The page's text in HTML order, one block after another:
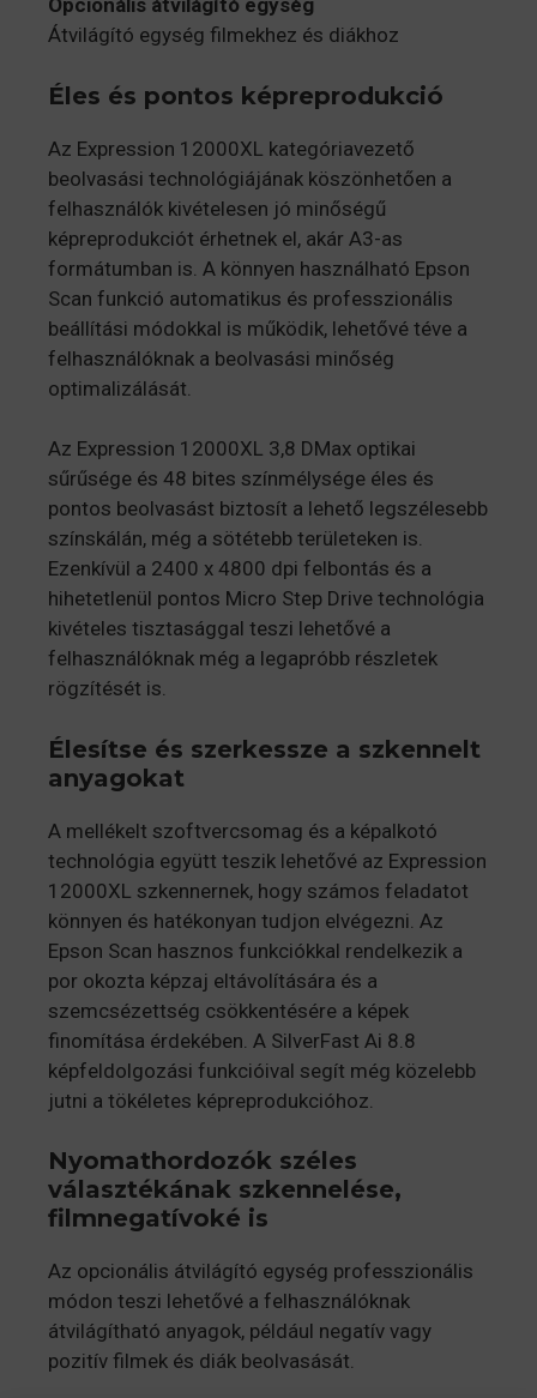
Opcionális átvilágító egység
Átvilágító egység filmekhez és diákhoz
Éles és pontos képreprodukció
Az Expression 12000XL kategóriavezető
beolvasási technológiájának köszönhetően a
felhasználók kivételesen jó minőségű
képreprodukciót érhetnek el, akár A3-as
formátumban is. A könnyen használható Epson
Scan funkció automatikus és professzionális
beállítási módokkal is működik, lehetővé téve a
felhasználóknak a beolvasási minőség
optimalizálását.
Az Expression 12000XL 3,8 DMax optikai
sűrűsége és 48 bites színmélysége éles és
pontos beolvasást biztosít a lehető legszélesebb
színskálán, még a sötétebb területeken is.
Ezenkívül a 2400 x 4800 dpi felbontás és a
hihetetlenül pontos Micro Step Drive technológia
kivételes tisztasággal teszi lehetővé a
felhasználóknak még a legapróbb részletek
rögzítését is.
Élesítse és szerkessze a szkennelt
anyagokat
A mellékelt szoftvercsomag és a képalkotó
technológia együtt teszik lehetővé az Expression
12000XL szkennernek, hogy számos feladatot
könnyen és hatékonyan tudjon elvégezni. Az
Epson Scan hasznos funkciókkal rendelkezik a
por okozta képzaj eltávolítására és a
szemcsézettség csökkentésére a képek
finomítása érdekében. A SilverFast Ai 8.8
képfeldolgozási funkcióival segít még közelebb
jutni a tökéletes képreprodukcióhoz.
Nyomathordozók széles
választékának szkennelése,
filmnegatívoké is
Az opcionális átvilágító egység professzionális
módon teszi lehetővé a felhasználóknak
átvilágítható anyagok, például negatív vagy
pozitív filmek és diák beolvasását.